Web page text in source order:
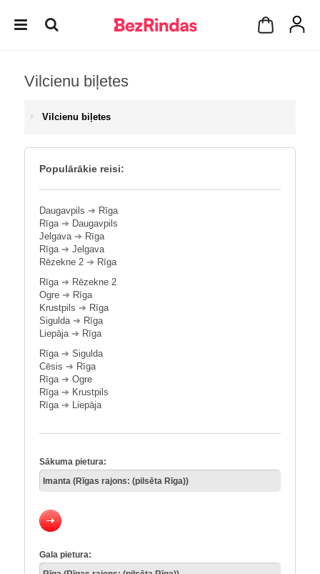
Vilcienu biļetes
Vilcienu biļetes
Populārākie reisi:
Daugavpils ➔ Rīga
Rīga➔ Daugavpils
Jelgava➔ Rīga
Rīga➔ Jelgava
Rēzekne 2 ➔ Rīga
Rīga➔ Rēzekne 2
Ogre ➔ Rīga
Krustpils ➔ Rīga
Sigulda➔ Rīga
Liepāja➔ Rīga
Rīga➔ Sigulda
Cēsis ➔ Rīga
Rīga➔ Ogre
Rīga➔ Krustpils
Rīga➔ Liepāja
Sākuma pietura:
Gala pietura: